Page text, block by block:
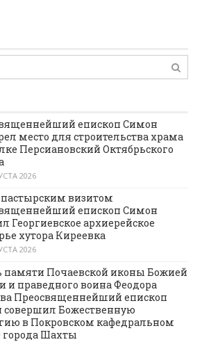
епископ Симон
место для строительства храма
Персиановский Октябрьского
2026
визитом
епископ Симон
Георгиевское архиерейское
хутора Киреевка
2026
памяти Почаевской иконы Божией
и праведного воина Феодора
Преосвященнейший епископ
Божественную
в Покровском кафедральном
города Шахты